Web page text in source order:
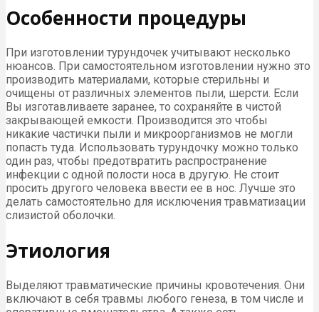
Особенности процедуры
При изготовлении турундочек учитывают несколько
нюансов. При самостоятельном изготовлении нужно это
производить материалами, которые стерильны и
очищены от различных элементов пыли, шерсти. Если
Вы изготавливаете заранее, то сохраняйте в чистой
закрывающей емкости. Производится это чтобы
никакие частички пыли и микроорганизмов не могли
попасть туда. Использовать турундочку можно только
один раз, чтобы предотвратить распространение
инфекции с одной полости носа в другую. Не стоит
просить другого человека ввести ее в нос. Лучше это
делать самостоятельно для исключения травматизации
слизистой оболочки.
Этиология
Выделяют травматические причины кровотечения. Они
включают в себя травмы любого генеза, в том числе и